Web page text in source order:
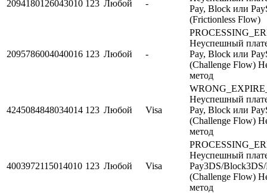
2094180126043010 123 Любой -
Pay, Block или
(Frictionless Flow)
2095786004040016 123 Любой -
Неуспешный
Pay, Block или
(Challenge Flow)
метод
4245084848034014 123 Любой Visa
Неуспешный
Pay, Block или
(Challenge Flow)
метод
4003972115014010 123 Любой Visa
Неуспешный
Pay3DS/
(Challenge Flow)
метод